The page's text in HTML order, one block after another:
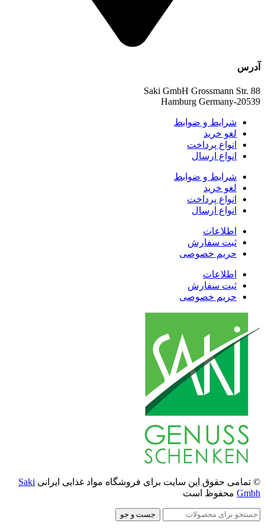
آدرس
Saki GmbH Grossmann Str. 88
20539-Hamburg Germany
شرایط و ضوابط
لغو خرید
انواع پرداخت
انواع ارسال
شرایط و ضوابط
لغو خرید
انواع پرداخت
انواع ارسال
اطلاعات
ثبت سفارش
حریم خصوصی
اطلاعات
ثبت سفارش
حریم خصوصی
© تمامی حقوق این سایت برای فروشگاه مواد غذایی ایرانی Saki
Gmbh محفوظ است
جست و جو